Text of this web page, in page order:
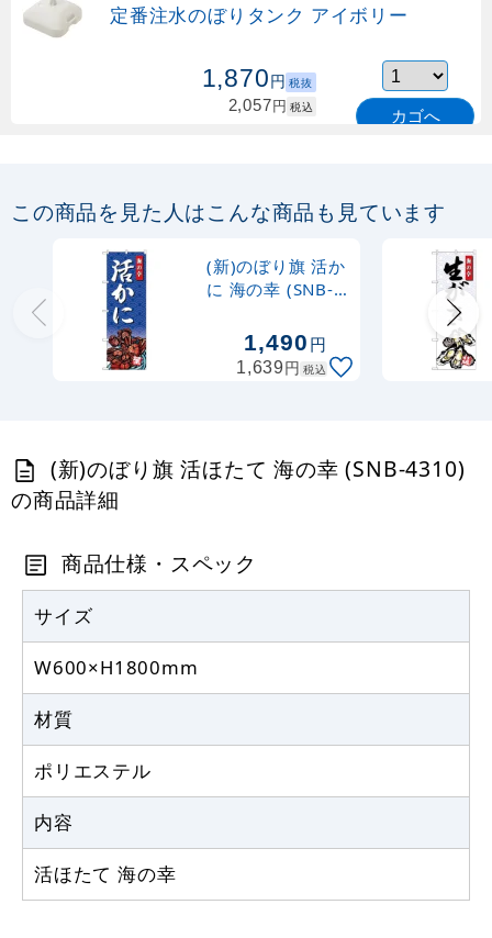
定番注水のぼりタンク アイボリー
1,870円 税抜
2,057円 税込 カゴへ
1.6～3m 伸縮式 緑 (30537GRN)
売り切れ中
定番のぼり竿 オリジナルのぼりポール
1.6～3m 伸縮式 水色 (30537SBL)
定番のぼり竿 オリジナルのぼりポール
367円 税抜
注水型マルチのぼりスタンド 20L
カゴへ
この商品を見た人はこんな商品も見ています
(新)のぼり旗 活か
に 海の幸 (SNB-
1,490円
1,639円 税込
(新)のぼり旗 活ほたて 海の幸 (SNB-4310)
の商品詳細
商品仕様・スペック
サイズ
W600×H1800mm
材質
ポリエステル
内容
活ほたて 海の幸